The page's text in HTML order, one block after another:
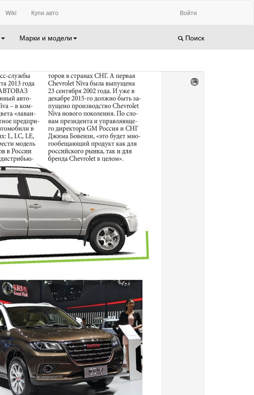
Wiki Купи авто Войти
Марки и модели Поиск